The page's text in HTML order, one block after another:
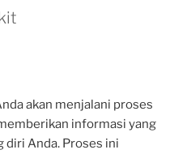
akan menjalani proses
informasi yang
diri Anda. Proses ini